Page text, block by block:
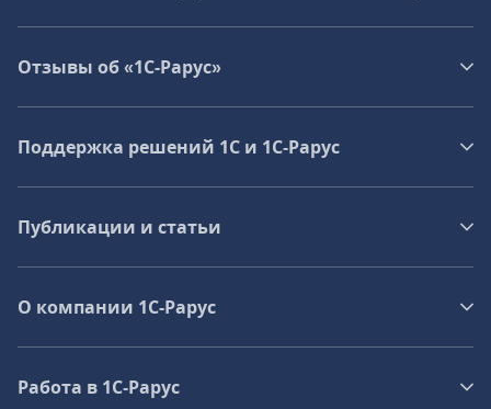
Отзывы об «1С-Рарус»
Поддержка решений 1С и 1С‑Рарус
Публикации и статьи
О компании 1C-Рарус
Работа в 1С‑Рарус